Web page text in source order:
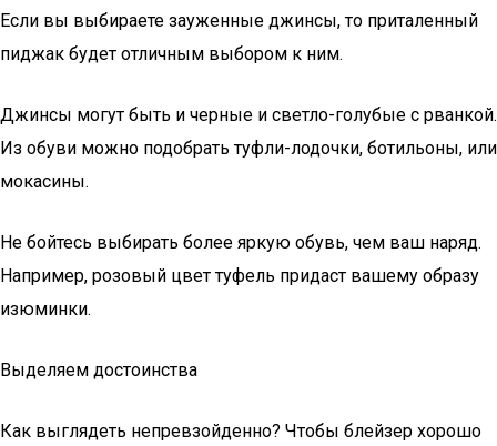
Если вы выбираете зауженные джинсы, то приталенный
пиджак будет отличным выбором к ним.
Джинсы могут быть и черные и светло-голубые с рванкой.
Из обуви можно подобрать туфли-лодочки, ботильоны, или
мокасины.
Не бойтесь выбирать более яркую обувь, чем ваш наряд.
Например, розовый цвет туфель придаст вашему образу
изюминки.
Выделяем достоинства
Как выглядеть непревзойденно? Чтобы блейзер хорошо